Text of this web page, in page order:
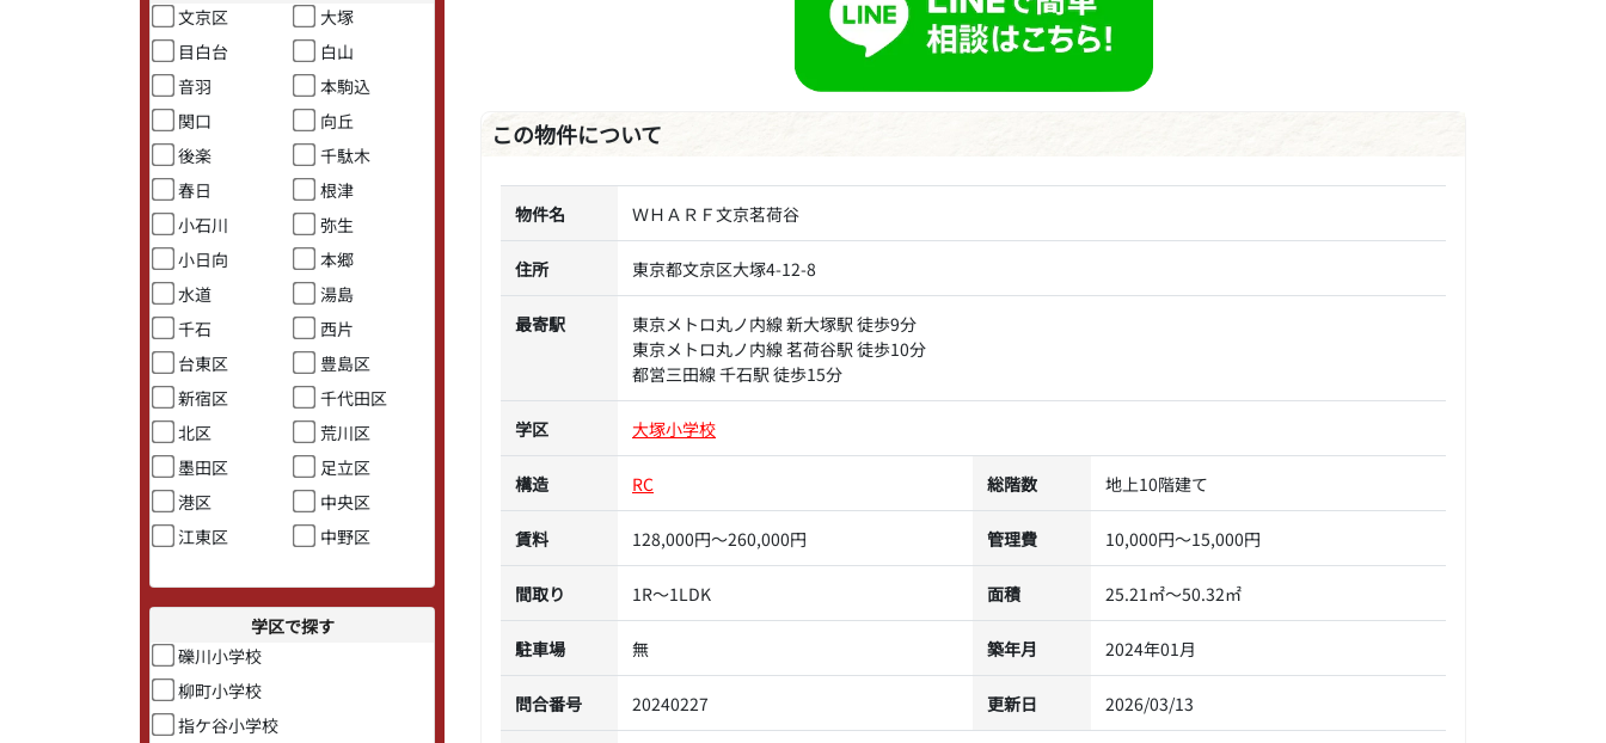
文京区
大塚
目白台
白山
音羽
本駒込
関口
向丘
後楽
千駄木
春日
根津
小石川
弥生
小日向
本郷
水道
湯島
千石
西片
台東区
豊島区
新宿区
千代田区
北区
荒川区
墨田区
足立区
港区
中央区
江東区
中野区
学区で探す
礫川小学校
柳町小学校
指ケ谷小学校
この物件について
物件名 ＷＨＡＲＦ文京茗荷谷
住所 東京都文京区大塚4-12-8
最寄駅
東京メトロ丸ノ内線 新大塚駅 徒歩9分
東京メトロ丸ノ内線 茗荷谷駅 徒歩10分
都営三田線 千石駅 徒歩15分
学区 大塚小学校
構造 RC 総階数 地上10階建て
賃料 128,000円～260,000円 管理費 10,000円～15,000円
間取り 1R～1LDK 面積 25.21㎡～50.32㎡
駐車場 無 築年月 2024年01月
問合番号 20240227 更新日 2026/03/13